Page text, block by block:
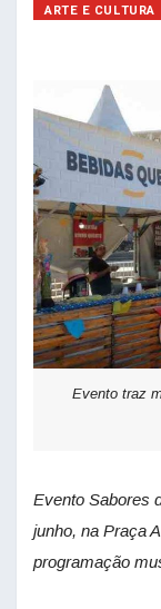
ARTE E CULTURA
Evento traz
Evento Sabores
junho, na Praça
programação